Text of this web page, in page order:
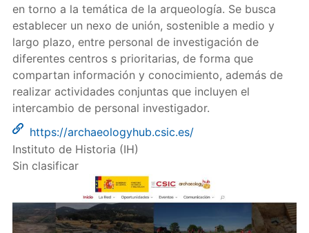
en torno a la temática de la arqueología. Se busca
establecer un nexo de unión, sostenible a medio y
largo plazo, entre personal de investigación de
diferentes centros s prioritarias, de forma que
compartan información y conocimiento, además de
realizar actividades conjuntas que incluyen el
intercambio de personal investigador.
https://archaeologyhub.csic.es/
Instituto de Historia (IH)
Sin clasificar